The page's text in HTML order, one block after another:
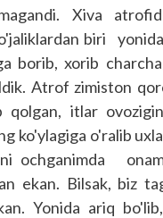
Xiva
biri
borib, xorib
Atrof zimis­ton
qolgan, itlar
ko'ylagiga o'ralib
ochganimda
ekan. Bilsak, biz
Yonida ariq